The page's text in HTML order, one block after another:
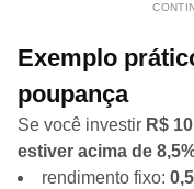
Exemplo
poupança
Se você investir R$
estiver acima de
rendimento fixo: